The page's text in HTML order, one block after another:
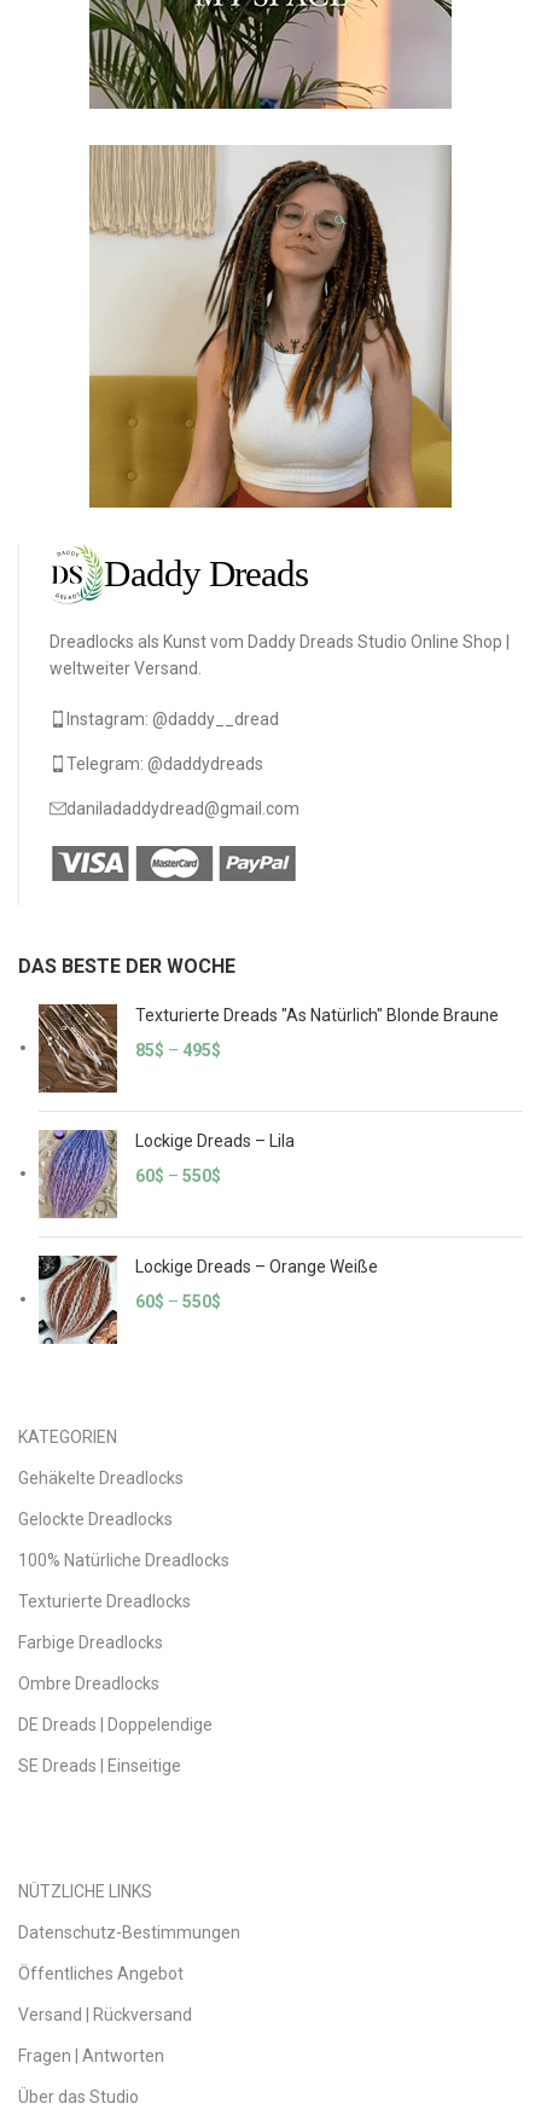
Dreadlocks als Kunst vom Daddy Dreads Studio Online Shop |
weltweiter Versand.
Instagram: @daddy__dread
Telegram: @daddydreads
daniladaddydread@gmail.com
DAS BESTE DER WOCHE
Texturierte Dreads "As Natürlich" Blonde Braune
85$ – 495$
Lockige Dreads – Lila
60$ – 550$
Lockige Dreads – Orange Weiße
60$ – 550$
KATEGORIEN
Gehäkelte Dreadlocks
Gelockte Dreadlocks
100% Natürliche Dreadlocks
Texturierte Dreadlocks
Farbige Dreadlocks
Ombre Dreadlocks
DE Dreads | Doppelendige
SE Dreads | Einseitige
NÜTZLICHE LINKS
Datenschutz-Bestimmungen
Öffentliches Angebot
Versand | Rückversand
Fragen | Antworten
Über das Studio